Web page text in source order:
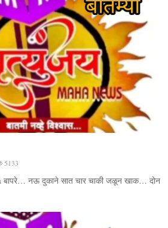
5133
बापरे… नऊ दुकाने सात चार चाकी जळून खाक… दोन